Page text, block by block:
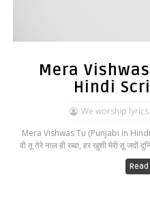
Mera
Hindi
We worship lyrics
Mera Vishwas Tu (Punjabi in Hindi
वी तू तेरे नाल ही रब्बा, हर खुशी मेरी तू जदों